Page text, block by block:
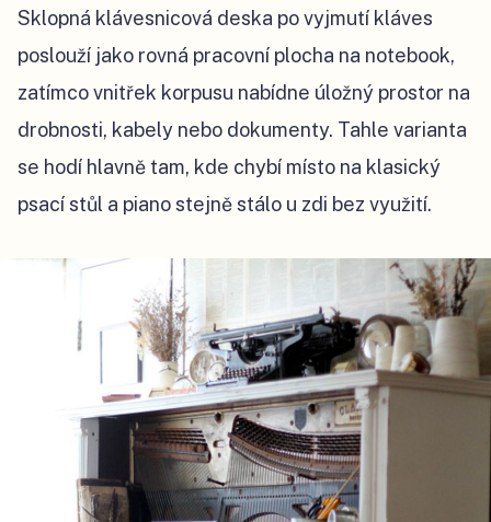
Sklopná klávesnicová deska po vyjmutí kláves
poslouží jako rovná pracovní plocha na notebook,
zatímco vnitřek korpusu nabídne úložný prostor na
drobnosti, kabely nebo dokumenty. Tahle varianta
se hodí hlavně tam, kde chybí místo na klasický
psací stůl a piano stejně stálo u zdi bez využití.